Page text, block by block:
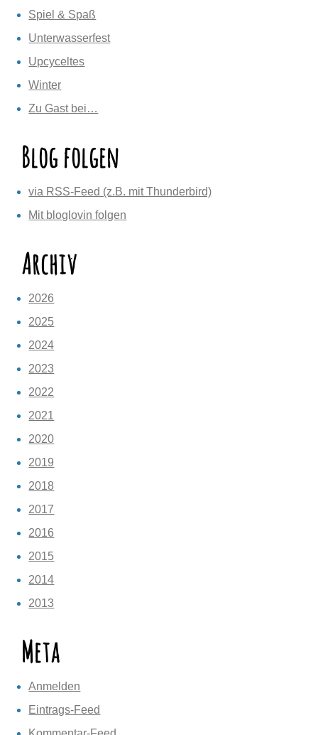
Spiel & Spaß
Unterwasserfest
Upcyceltes
Winter
Zu Gast bei…
Blog folgen
via RSS-Feed (z.B. mit Thunderbird)
Mit bloglovin folgen
Archiv
2026
2025
2024
2023
2022
2021
2020
2019
2018
2017
2016
2015
2014
2013
Meta
Anmelden
Eintrags-Feed